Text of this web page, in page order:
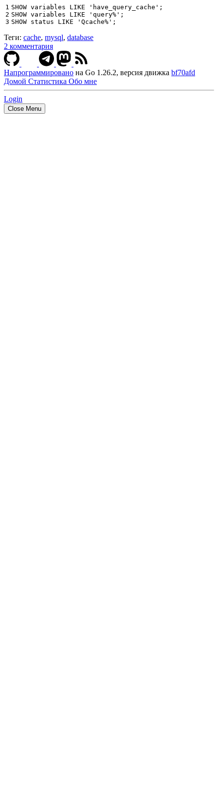
1
2
3
SHOW variables LIKE 'have_query_cache' ;
SHOW variables LIKE 'query%' ;
SHOW status LIKE 'Qcache%' ;
Теги: cache, mysql, database
2 комментария
Напрограммировано на Go 1.26.2, версия движка bf70afd
Домой Статистика Обо мне
Login
Close Menu